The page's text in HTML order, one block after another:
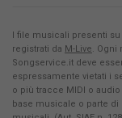
I file musicali presenti
registrati da M-Live. Ogni
Songservice.it deve
espressamente vietati i
o più tracce MIDI o
base musicale o parte